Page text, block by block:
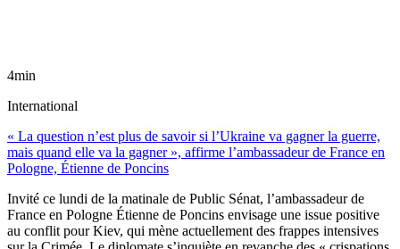
4min
International
« La question n’est plus de savoir si l’Ukraine va gagner la guerre,
mais quand elle va la gagner », affirme l’ambassadeur de France en
Pologne, Étienne de Poncins
Invité ce lundi de la matinale de Public Sénat, l’ambassadeur de
France en Pologne Étienne de Poncins envisage une issue positive
au conflit pour Kiev, qui mène actuellement des frappes intensives